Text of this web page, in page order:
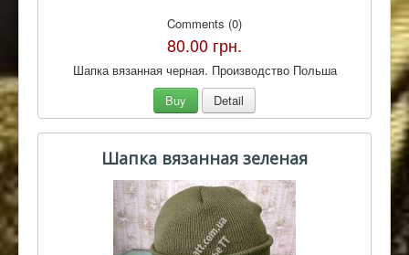
Comments (0)
80.00 грн.
Шапка вязанная черная. Производство Польша
Buy
Detail
Шапка вязанная зеленая